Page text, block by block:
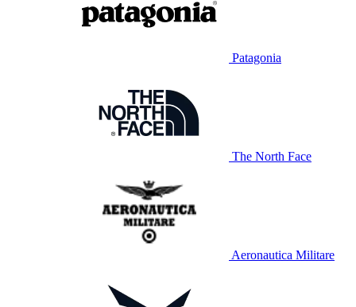
Patagonia
The North Face
Aeronautica Militare